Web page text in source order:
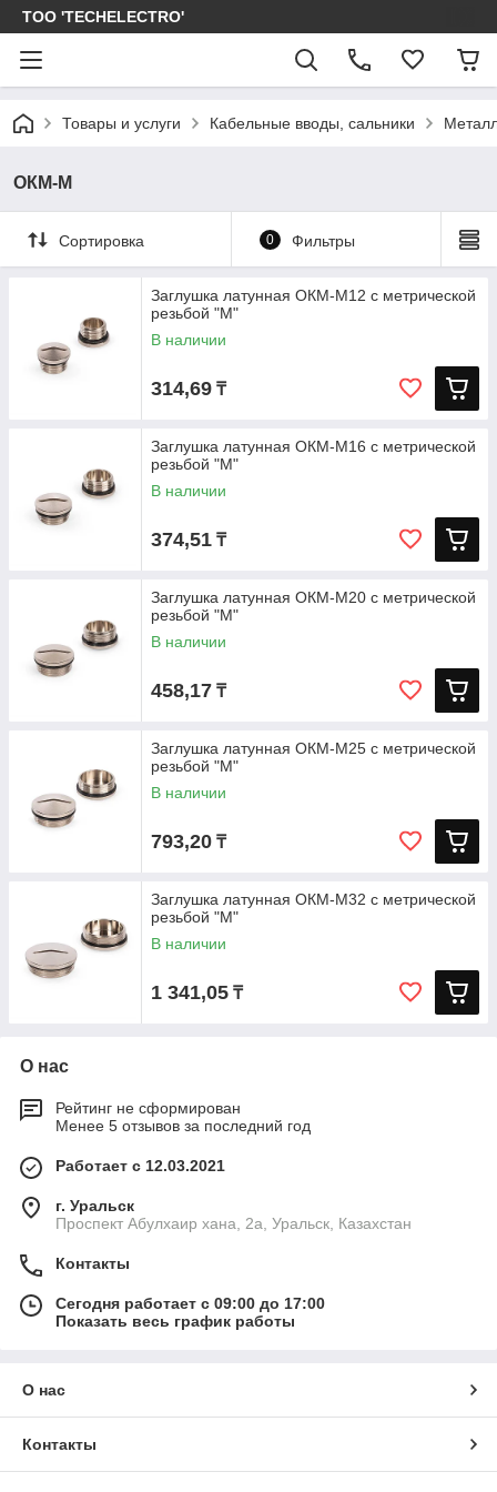
ТОО 'TECHELECTRO'
Товары и услуги Кабельные вводы, сальники
ОКМ-М
Сортировка 0 Фильтры
Заглушка латунная ОКМ-M12 с метрической
резьбой "М"
В наличии
314,69 ₸
Заглушка латунная ОКМ-M16 с метрической
резьбой "М"
В наличии
374,51 ₸
Заглушка латунная ОКМ-M20 с метрической
резьбой "М"
В наличии
458,17 ₸
Заглушка латунная ОКМ-M25 с метрической
резьбой "М"
В наличии
793,20 ₸
Заглушка латунная ОКМ-M32 с метрической
резьбой "М"
В наличии
1 341,05 ₸
О нас
Рейтинг не сформирован
Менее 5 отзывов за последний год
Работает с 12.03.2021
г. Уральск
Проспект Абулхаир хана, 2а, Уральск, Казахстан
Контакты
Сегодня работает с 09:00 до 17:00
Показать весь график работы
О нас
Контакты